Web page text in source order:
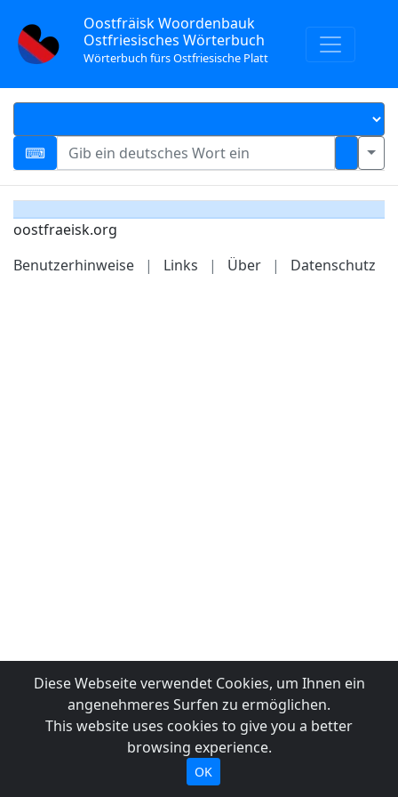
Oostfräisk Woordenbauk
Ostfriesisches Wörterbuch
Wörterbuch fürs Ostfriesische Platt
oostfraeisk.org
Benutzerhinweise
| Links | Über | Datenschutz
Diese Webseite verwendet Cookies, um Ihnen ein
angenehmeres Surfen zu ermöglichen.
This website uses cookies to give you a better
browsing experience.
OK